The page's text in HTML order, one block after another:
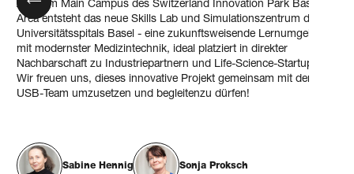
Auf dem Main Campus des Switzerland Innovation Park Basel
Area entsteht das neue Skills Lab und Simulationszentrum des
Universitätsspitals Basel - eine zukunftsweisende Lernumgebung
mit modernster Medizintechnik, ideal platziert in direkter
Nachbarschaft zu Industriepartnern und Life-Science-Startups.
Wir freuen uns, dieses innovative Projekt gemeinsam mit dem
USB-Team umzusetzen und begleitenzu dürfen!
Sabine Hennig Sonja Proksch